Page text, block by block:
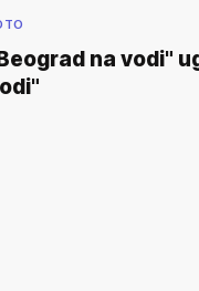
na vodi"